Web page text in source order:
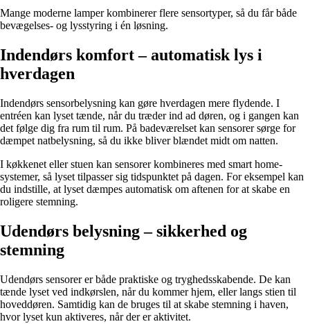
Mange moderne lamper kombinerer flere sensortyper, så du får både
bevægelses- og lysstyring i én løsning.
Indendørs komfort – automatisk lys i
hverdagen
Indendørs sensorbelysning kan gøre hverdagen mere flydende. I
entréen kan lyset tænde, når du træder ind ad døren, og i gangen kan
det følge dig fra rum til rum. På badeværelset kan sensorer sørge for
dæmpet natbelysning, så du ikke bliver blændet midt om natten.
I køkkenet eller stuen kan sensorer kombineres med smart home-
systemer, så lyset tilpasser sig tidspunktet på dagen. For eksempel kan
du indstille, at lyset dæmpes automatisk om aftenen for at skabe en
roligere stemning.
Udendørs belysning – sikkerhed og
stemning
Udendørs sensorer er både praktiske og tryghedsskabende. De kan
tænde lyset ved indkørslen, når du kommer hjem, eller langs stien til
hoveddøren. Samtidig kan de bruges til at skabe stemning i haven,
hvor lyset kun aktiveres, når der er aktivitet.